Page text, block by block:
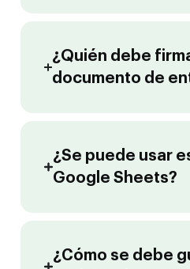
¿Quién debe
documento de
¿Se puede usar
Google Sheets?
¿Cómo se debe